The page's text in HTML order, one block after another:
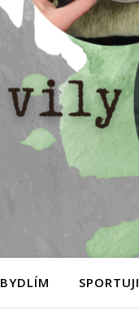
BYDLÍM SPORTUJI